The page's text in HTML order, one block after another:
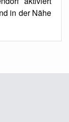
in der Nähe